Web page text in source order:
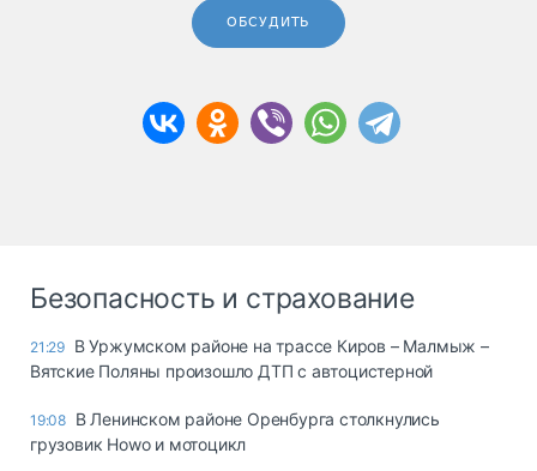
ОБСУДИТЬ
Безопасность и страхование
21:29 В Уржумском районе на трассе Киров – Малмыж –
Вятские Поляны произошло ДТП с автоцистерной
19:08 В Ленинском районе Оренбурга столкнулись
грузовик Howo и мотоцикл